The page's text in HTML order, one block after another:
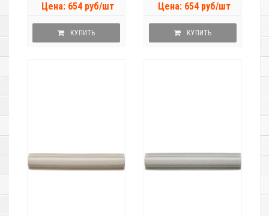
Цена: 654 руб/шт
КУПИТЬ
Цена: 654 руб/шт
КУПИТЬ